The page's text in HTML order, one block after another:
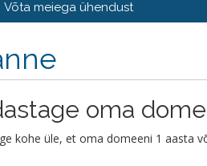
Võta meiega ühendust
oma
kohe üle, et oma domeeni 1 aasta